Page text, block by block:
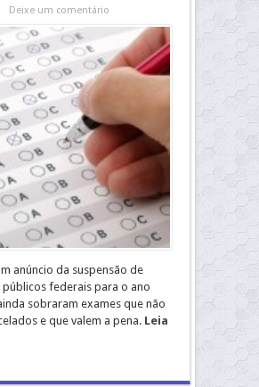
Deixe um comentário
anúncio da suspensão de
públicos federais para o ano
sobraram exames que não
e que valem a pena. Leia